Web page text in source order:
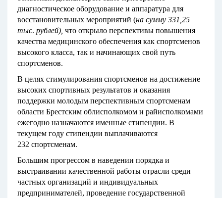
диагностическое оборудование и аппаратура для
восстановительных мероприятий (на сумму 331,25
тыс. рублей), что открыло перспективы повышения
качества медицинского обеспечения как спортсменов
высокого класса, так и начинающих свой путь
спортсменов.
В целях стимулирования спортсменов на достижение
высоких спортивных результатов и оказания
поддержки молодым перспективным спортсменам
области Брестским облисполкомом и райисполкомами
ежегодно назначаются именные стипендии. В
текущем году стипендии выплачиваются
232 спортсменам.
Большим прогрессом в наведении порядка и
выстраивании качественной работы отрасли среди
частных организаций и индивидуальных
предпринимателей, проведение государственной